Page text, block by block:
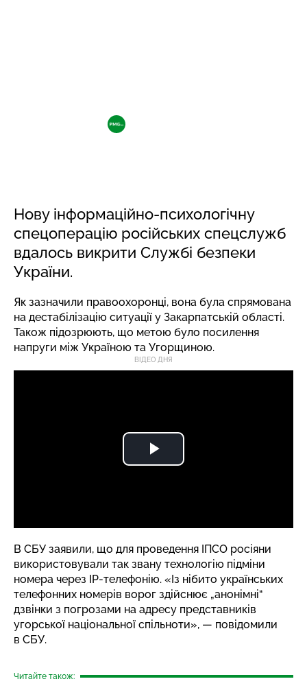
Нову інформаційно-психологічну
спецоперацію російських спецслужб
вдалось викрити Службі безпеки
України.
Як зазначили правоохоронці, вона була спрямована
на дестабілізацію ситуації у Закарпатській області.
Також підозрюють, що метою було посилення
напруги між Україною та Угорщиною.
ВІДЕО ДНЯ
В СБУ заявили, що для проведення ІПСО росіяни
використовували так звану технологію підміни
номера через IP-телефонію. «Із нібито українських
телефонних номерів ворог здійснює „анонімні“
дзвінки з погрозами на адресу представників
угорської національної спільноти», — повідомили
в СБУ.
Читайте також: